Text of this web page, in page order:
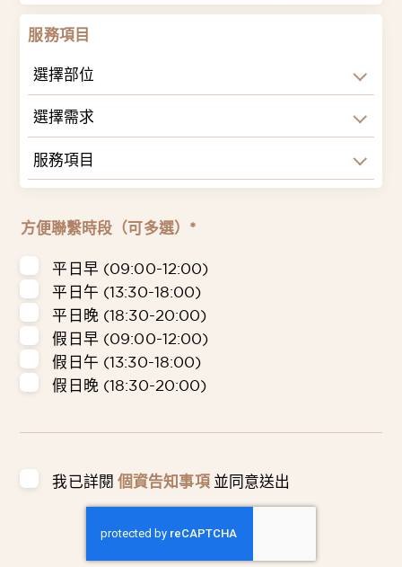
服務項目
選擇部位
選擇需求
服務項目
方便聯繫時段（可多選）*
平日早 (09:00-12:00)
平日午 (13:30-18:00)
平日晚 (18:30-20:00)
假日早 (09:00-12:00)
假日午 (13:30-18:00)
假日晚 (18:30-20:00)
我已詳閱 個資告知事項 並同意送出